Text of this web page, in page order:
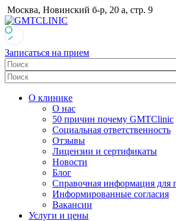
Москва, Новинский б-р, 20 а, стр. 9
Записаться на прием
О клинике
О нас
50 причин почему GMTClinic
Социальная ответственность
Отзывы
Лицензии и сертификаты
Новости
Блог
Справочная информация для
Информированные согласия
Вакансии
Услуги и цены